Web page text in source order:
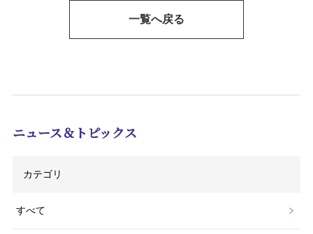
一覧へ戻る
ニュース＆トピックス
カテゴリ
すべて